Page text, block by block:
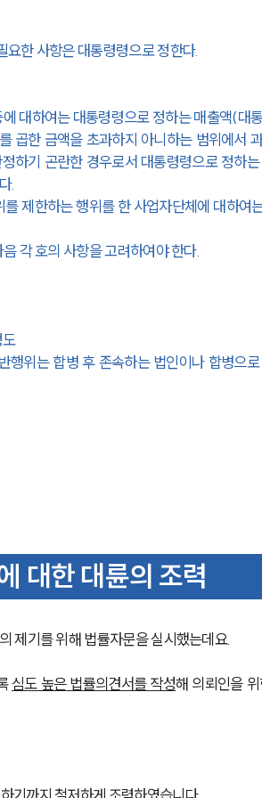
요한 사항은 대통령령으로 정한다.
대하여는 대통령령으로 정하는 매출액(대
곱한 금액을 초과하지 아니하는 범위에서
하기 곤란한 경우로서 대통령령으로 정하
.
제한하는 행위를 한 사업자단체에 대하여
각 호의 사항을 고려하여야 한다.
행위는 합병 후 존속하는 법인이나 합병으
대한 대륜의 조력
제기를 위해 법률자문을 실시했는데요.
심도 높은 법률의견서를 작성해 의뢰인을